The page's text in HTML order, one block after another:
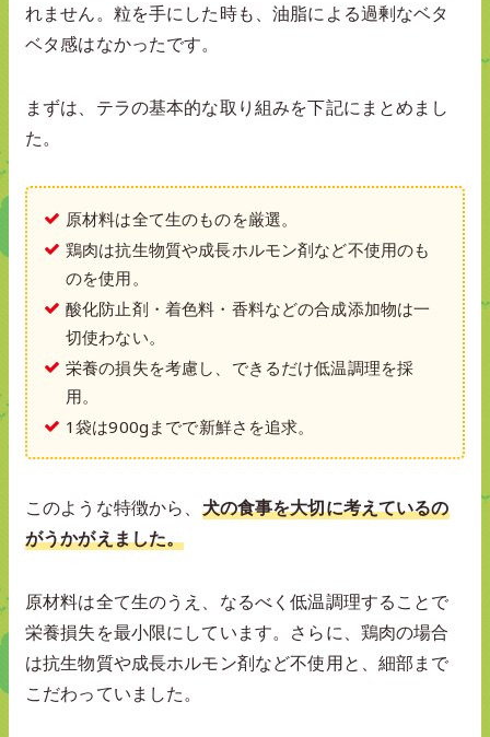
れません。粒を手にした時も、油脂による過剰なベタ
ベタ感はなかったです。
まずは、テラの基本的な取り組みを下記にまとめまし
た。
原材料は全て生のものを厳選。
鶏肉は抗生物質や成長ホルモン剤など不使用のも
のを使用。
酸化防止剤・着色料・香料などの合成添加物は一
切使わない。
栄養の損失を考慮し、できるだけ低温調理を採
用。
1袋は900gまでで新鮮さを追求。
このような特徴から、 犬の食事を大切に考えているの
がうかがえました。
原材料は全て生のうえ、なるべく低温調理することで
栄養損失を最小限にしています。さらに、鶏肉の場合
は抗生物質や成長ホルモン剤など不使用と、細部まで
こだわっていました。